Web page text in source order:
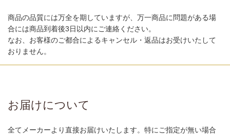
商品の品質には万全を期していますが、万一商品に問題がある場
合には商品到着後3日以内にご連絡ください。
なお、お客様のご都合によるキャンセル・返品はお受けいたして
おりません。
お届けについて
全てメーカーより直接お届けいたします。特にご指定が無い場合